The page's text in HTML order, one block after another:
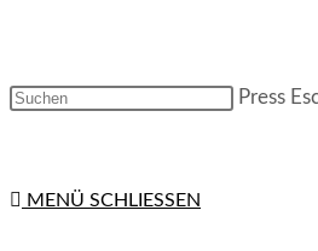
Press
MENÜ SCHLIESSEN